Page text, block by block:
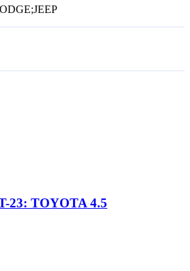
23: TOYOTA 4.5